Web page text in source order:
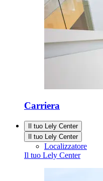
Carriera
Il tuo Lely Center
Il tuo Lely Center
Localizzatore
Il tuo Lely Center